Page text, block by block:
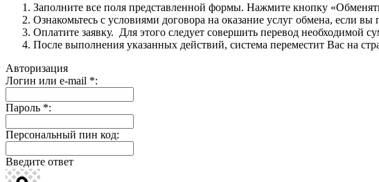
Заполните все поля представленной формы. Нажмите кнопку
Ознакомьтесь с условиями договора на оказание услуг обмена, если
Оплатите заявку. Для этого следует совершить перевод необходимой
После выполнения указанных действий, система переместит Вас на
Авторизация
Логин или e-mail *:
Пароль *:
Персональный пин код:
Введите ответ